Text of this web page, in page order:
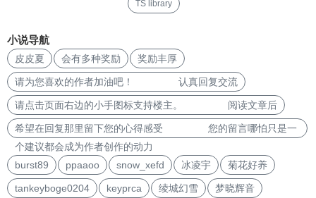
TS library
小说导航
皮皮夏 会有多种奖励 奖励丰厚
请为您喜欢的作者加油吧！ 认真回复交流
请点击页面右边的小手图标支持楼主。 阅读文章后
希望在回复那里留下您的心得感受 您的留言哪怕只是一
个建议都会成为作者创作的动力
burst89
ppaaoo snow_xefd 冰凌宇 菊花好养
tankeyboge0204 keyprca 绫城幻雪 梦晓辉音